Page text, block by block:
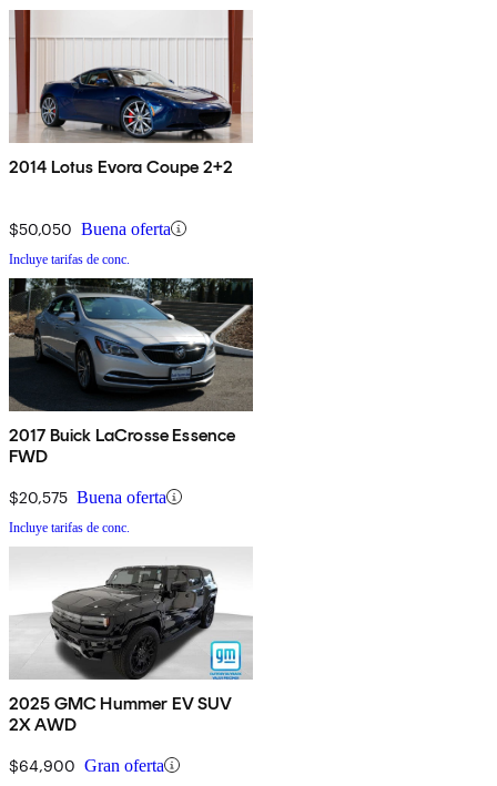
2014 Lotus Evora Coupe 2+2
$50,050 Buena oferta
Incluye tarifas de conc.
2017 Buick LaCrosse Essence
FWD
$20,575 Buena oferta
Incluye tarifas de conc.
2025 GMC Hummer EV SUV
2X AWD
$64,900 Gran oferta